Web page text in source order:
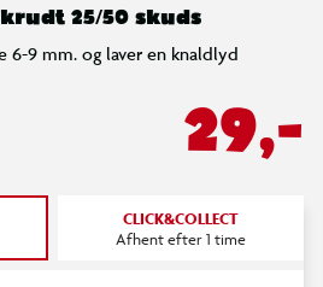
25/50 skuds
6-9 mm. og laver en knaldlyd
29,-
CLICK&COLLECT
Afhent efter 1 time